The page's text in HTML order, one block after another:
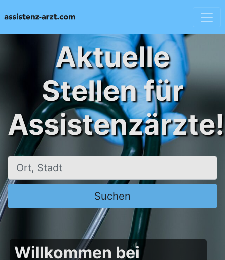
Aktuelle
Stellen für
Assistenzärzte!
Ort, Stadt
Suchen
Willkommen bei